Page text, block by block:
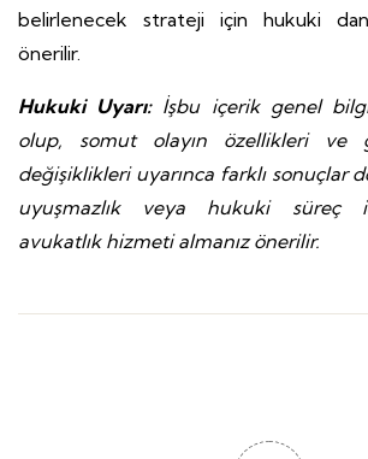
belirlenecek strateji için hukuki
önerilir.
Hukuki Uyarı: İşbu içerik genel
olup, somut olayın özellikleri ve
değişiklikleri uyarınca farklı sonuçlar
uyuşmazlık veya hukuki süreç
avukatlık hizmeti almanız önerilir.